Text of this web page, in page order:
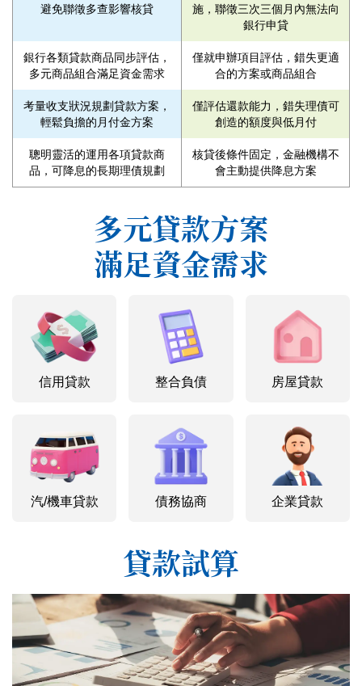
避免聯徵多查影響核貸
施，聯徵三次三個月內無法向
銀行申貸
銀行各類貸款商品同步評估，
多元商品組合滿足資金需求
僅就申辦項目評估，錯失更適
合的方案或商品組合
考量收支狀況規劃貸款方案，
輕鬆負擔的月付金方案
僅評估還款能力，錯失理債可
創造的額度與低月付
聰明靈活的運用各項貸款商
品，可降息的長期理債規劃
核貸後條件固定，金融機構不
會主動提供降息方案
多元貸款方案
滿足資金需求
信用貸款 整合負債 房屋貸款
汽/機車貸款 債務協商 企業貸款
貸款試算